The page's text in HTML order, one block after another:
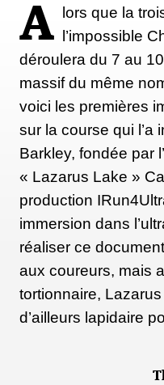
A
lors que la
l’impossible
déroulera du 7 au
massif du même
voici les premières
sur la course qui l’a
Barkley, fondée par
« Lazarus Lake »
production
immersion dans
réaliser ce
aux coureurs, mais
tortionnaire,
d’ailleurs lapidaire